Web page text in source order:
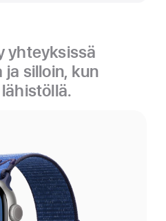
yhteyksissä
ja silloin, kun